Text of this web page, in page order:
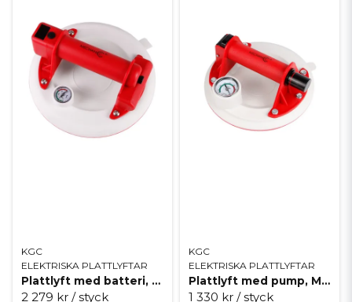
KGC
ELEKTRISKA PLATTLYFTAR
Plattlyft med batteri, Mechanic Powerfix Auto
2 279 kr / styck
KGC
ELEKTRISKA PLATTLYFTAR
Plattlyft med pump, Mechanic Powerfix White
1 330 kr / styck